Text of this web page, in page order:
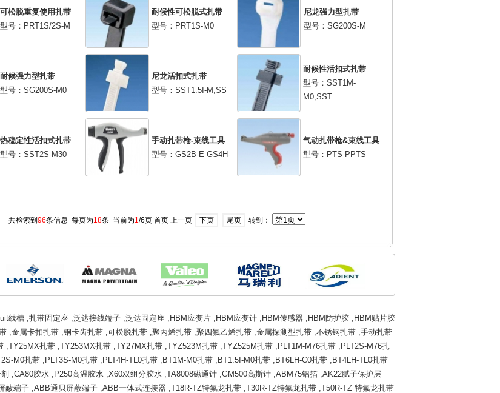
可松脱重复使用扎带
型号：PRT1S/2S-M
耐候性可松脱式扎带
型号：PRT1S-M0
尼龙强力型扎带
型号：SG200S-M
耐候强力型扎带
型号：SG200S-M0
尼龙活扣式扎带
型号：SST1.5I-M,SS
耐候性活扣式扎带
型号：SST1M-
M0,SST
热稳定性活扣式扎带
型号：SST2S-M30
手动扎带枪-束线工具
型号：GS2B-E GS4H-
气动扎带枪&束线工具
型号：PTS PPTS
共检索到 96条信息 每页为18条 当前为1/6页 首页 上一页 下页 尾页 转到：
线槽 ,扎带固定座 ,泛达接线端子 ,泛达固定座 , HBM应变片 , HBM应变计 , HBM传感器 , HBM防护胶 , HBM贴片胶
,金属卡扣扎带 ,钢卡齿扎带 ,可松脱扎带 ,聚丙烯扎带 ,聚四氟乙烯扎带 ,金属探测型扎带 ,不锈钢扎带 ,手动扎带
,TY25MX扎带 ,TY253MX扎带 ,TY27MX扎带 ,TYZ523M扎带 ,TYZ525M扎带 , PLT1M-M76扎带 , PLT2S-M76扎
M0扎带 , PLT3S-M0扎带 , PLT4H-TL0扎带 , BT1M-M0扎带 , BT1.5I-M0扎带 , BT6LH-C0扎带 , BT4LH-TL0扎带
,CA80胶水 , P250高温胶水 ,X60双组分胶水 ,TA8008磁通计 ,GM500高斯计 ,ABM75铝箔 ,AK22腻子保护层
蔽端子 ,ABB通贝屏蔽端子 ,ABB一体式连接器 ,T18R-TZ特氟龙扎带 ,T30R-TZ特氟龙扎带 ,T50R-TZ 特氟龙扎带